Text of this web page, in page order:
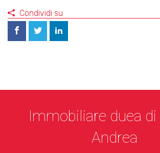
Condividi su
Immobiliare duea
Andrea